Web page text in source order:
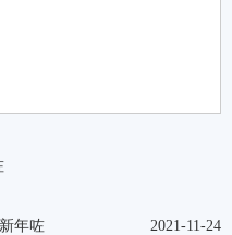
2021-11-24
年咗